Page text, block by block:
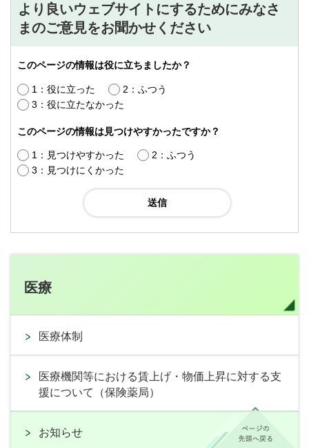
より良いウェブサイトにするためにみなさ
まのご意見をお聞かせください
このページの情報は役に立ちましたか？
1：役に立った
2：ふつう
3：役に立たなかった
このページの情報は見つけやすかったですか？
1：見つけやすかった
2：ふつう
3：見つけにくかった
医療
医療体制
医療機関等における賃上げ・物価上昇に対する支
援について（保険薬局）
お知らせ